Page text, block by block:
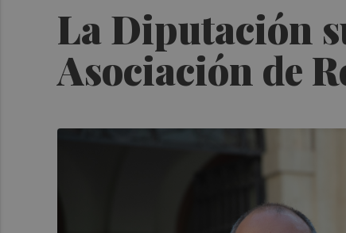
La Diputación
Asociación de